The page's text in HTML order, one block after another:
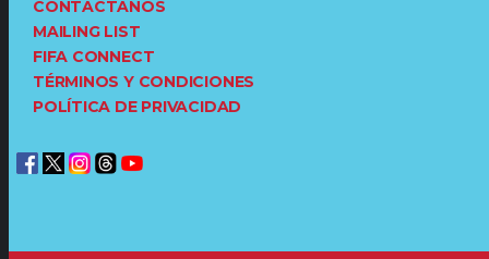
CONTÁCTANOS
MAILING LIST
FIFA CONNECT
TÉRMINOS Y CONDICIONES
POLÍTICA DE PRIVACIDAD